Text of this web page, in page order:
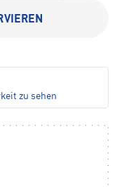
zu sehen